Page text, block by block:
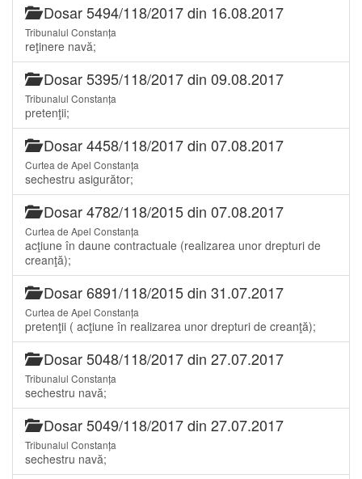
Dosar 5494/118/2017 din 16.08.2017
Tribunalul Constanța
reţinere navă;
Dosar 5395/118/2017 din 09.08.2017
Tribunalul Constanța
pretenţii;
Dosar 4458/118/2017 din 07.08.2017
Curtea de Apel Constanța
sechestru asigurător;
Dosar 4782/118/2015 din 07.08.2017
Curtea de Apel Constanța
acţiune în daune contractuale (realizarea unor drepturi de
creanţă);
Dosar 6891/118/2015 din 31.07.2017
Curtea de Apel Constanța
pretenţii ( acţiune în realizarea unor drepturi de creanţă);
Dosar 5048/118/2017 din 27.07.2017
Tribunalul Constanța
sechestru navă;
Dosar 5049/118/2017 din 27.07.2017
Tribunalul Constanța
sechestru navă;